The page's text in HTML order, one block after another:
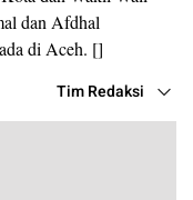
dan Afdhal
di Aceh. []
Tim Redaksi